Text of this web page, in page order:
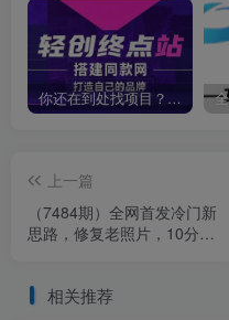
你还在到处找项目？还在当韭菜？我靠卖项目一个月收入5万+，曾经我也是个失败者。
上一篇
（7484期）全网首发冷门新
思路，修复老照片，10分钟
相关推荐